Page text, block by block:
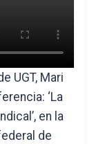
UGT, Mari
‘La
en la
de